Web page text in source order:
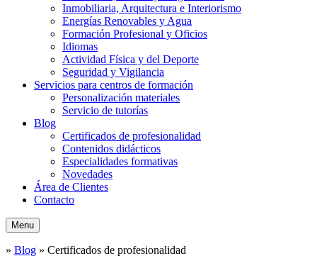
Inmobiliaria, Arquitectura e Interiorismo
Energías Renovables y Agua
Formación Profesional y Oficios
Idiomas
Actividad Física y del Deporte
Seguridad y Vigilancia
Servicios para centros de formación
Personalización materiales
Servicio de tutorías
Blog
Certificados de profesionalidad
Contenidos didácticos
Especialidades formativas
Novedades
Área de Clientes
Contacto
Menu
» Blog » Certificados de profesionalidad